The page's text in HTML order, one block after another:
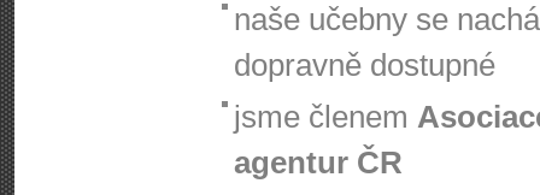
naše učebny se
dopravně dostupné
jsme členem
agentur ČR